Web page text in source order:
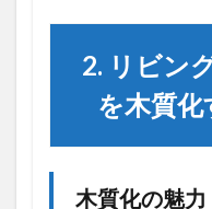
魅力
2.2
施工
2. リビン
を木質
木質化の魅力